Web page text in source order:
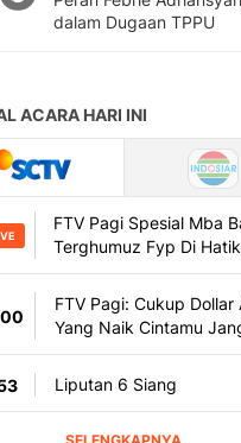
dalam Dugaan TPPU